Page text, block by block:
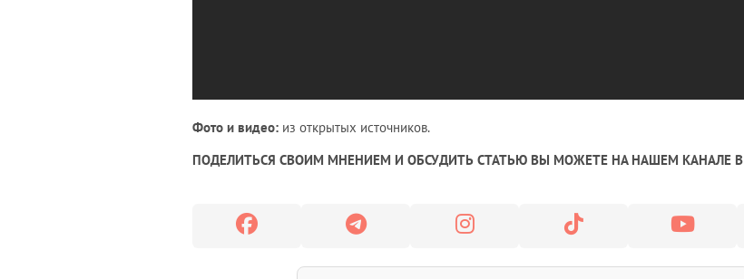
Фото и видео: из открытых источников.
ПОДЕЛИТЬСЯ СВОИМ МНЕНИЕМ И ОБСУДИТЬ СТАТЬЮ ВЫ МОЖЕТЕ НА НАШЕМ КАНАЛЕ В